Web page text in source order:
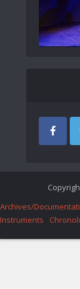
Archives/
Instruments